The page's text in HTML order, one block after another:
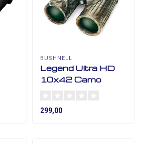
BUSHNELL
Legend Ultra HD
10x42 Camo
299,00